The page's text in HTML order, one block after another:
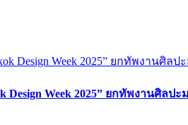
Week 2025” ยกทัพงานศิลปะ